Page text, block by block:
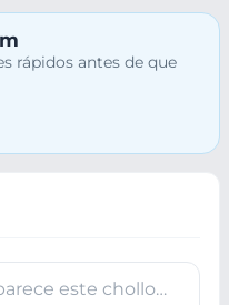
rápidos antes de que
este chollo…